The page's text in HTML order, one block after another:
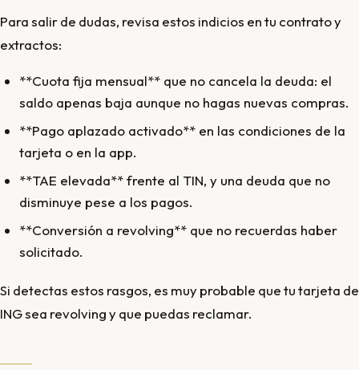
Para salir de dudas, revisa estos indicios en tu contrato y
extractos:
**Cuota fija mensual** que no cancela la deuda: el
saldo apenas baja aunque no hagas nuevas compras.
**Pago aplazado activado** en las condiciones de la
tarjeta o en la app.
**TAE elevada** frente al TIN, y una deuda que no
disminuye pese a los pagos.
**Conversión a revolving** que no recuerdas haber
solicitado.
Si detectas estos rasgos, es muy probable que tu tarjeta de
ING sea revolving y que puedas reclamar.